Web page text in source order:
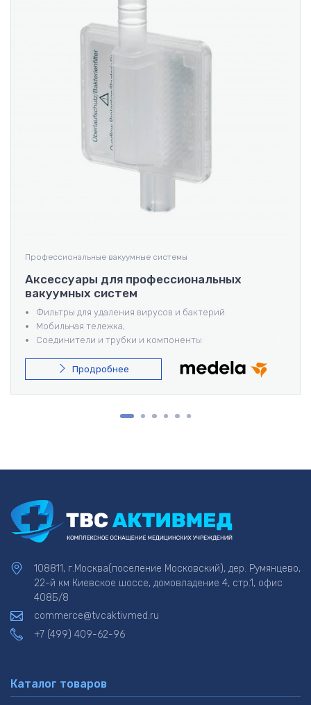
Профессиональные вакуумные системы
Аксессуары для профессиональных
вакуумных систем
Фильтры для удаления вирусов и бактерий
Мобильная тележка,
Соединители и трубки и компоненты
Переключающий клапан,
Чашки для образцов
Продробнее
108811, г.Москва(поселение Московский), дер. Румянцево,
22-й км Киевское шоссе, домовладение 4, стр.1, офис
408Б/8
commerce@tvcaktivmed.ru
+7 (499) 409-62-96
Каталог товаров